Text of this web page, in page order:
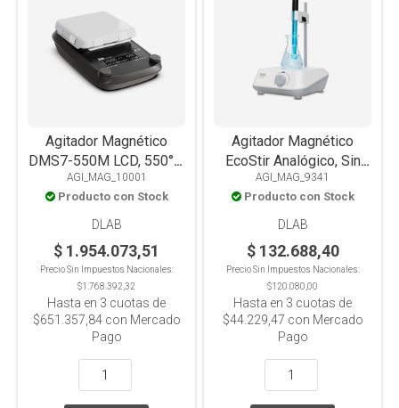
Agitador Magnético
DMS7-550M LCD, 550°C,
PT1000, placa
vitrocerámica, 20L
AGI_MAG_10001
Producto con Stock
DLAB
$ 1.954.073,51
Precio Sin Impuestos Nacionales:
$1.768.392,32
Hasta en 3 cuotas de
$651.357,84con Mercado
Pago
Agitador Magnético
EcoStir Analógico, Sin
Calefacción, Placa PET
Cuadrada, 1.5L
AGI_MAG_9341
Producto con Stock
DLAB
$ 132.688,40
Precio Sin Impuestos Nacionales:
$120.080,00
Hasta en 3 cuotas de
$44.229,47 con Mercado
Pago